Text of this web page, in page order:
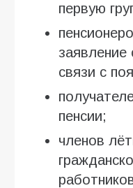
первую
заявление
связи с
пенсии;
членов